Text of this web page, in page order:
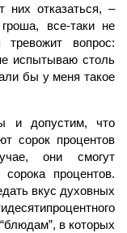
них отказаться, –
все-таки не
вопрос:
испытываю столь
бы у меня такое
и допустим, что
сорок процентов
они смогут
процентов.
вкус духовных
в которых